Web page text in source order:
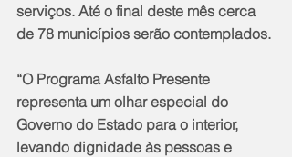
serviços. Até o final deste mês cerca
de 78 municípios serão contemplados.
“O Programa Asfalto Presente
representa um olhar especial do
Governo do Estado para o interior,
levando dignidade às pessoas e